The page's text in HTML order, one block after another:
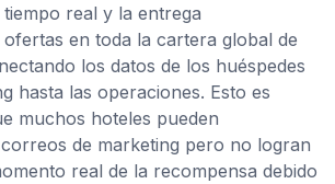
real y la entrega
en toda la cartera global de
los datos de los huéspedes
hasta las operaciones. Esto es
muchos hoteles pueden
de marketing pero no logran
real de la recompensa debido